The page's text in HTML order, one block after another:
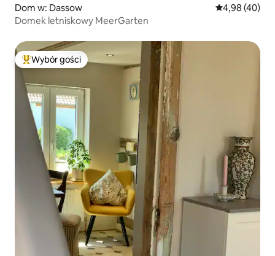
Dom w: Dassow Średnia
4,98 (40)
Domek letniskowy MeerGarten
Najpopularniejsze z kategorii Wybór gości
Wybór gości